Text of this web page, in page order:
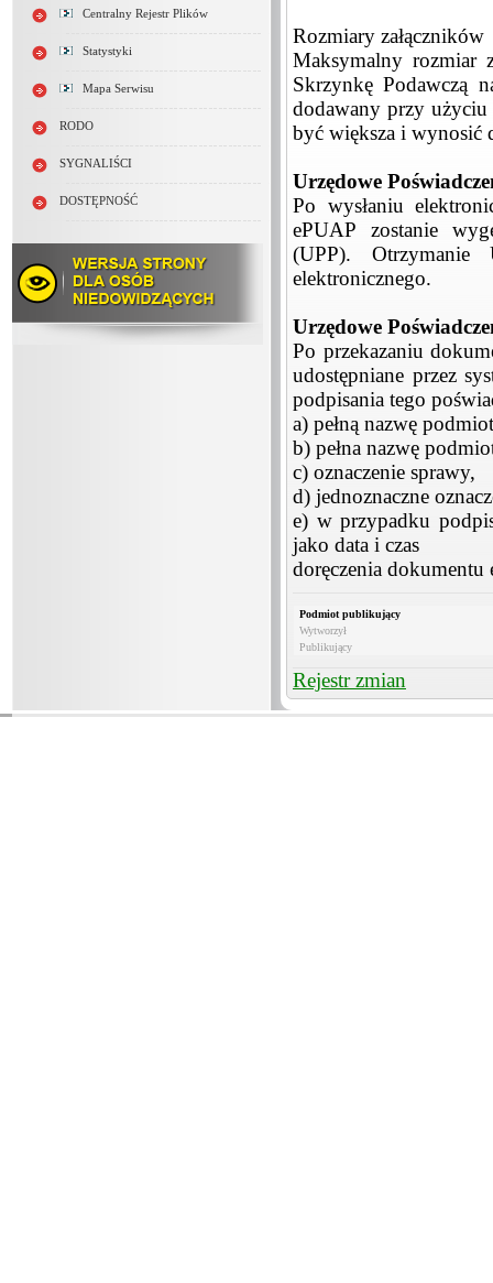
Centralny Rejestr Plików
Statystyki
Mapa Serwisu
RODO
SYGNALIŚCI
DOSTĘPNOŚĆ
Rozmiary załączników
Maksymalny rozmiar
Skrzynkę Podawczą
dodawany przy
być większa i wynosić
Urzędowe
Po wysłaniu
ePUAP zostanie
(UPP). Otrzymanie
elektronicznego.
Urzędowe
Po przekazaniu
udostępniane przez
podpisania tego
a) pełną nazwę
b) pełna nazwę
c) oznaczenie sprawy,
d) jednoznaczne
e) w przypadku
jako data i czas
doręczenia dokumentu
Podmiot publikujący
Wytworzył
Publikujący
Rejestr zmian